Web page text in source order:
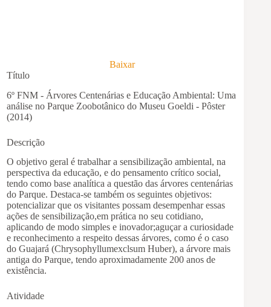
Baixar
Título
6º FNM - Árvores Centenárias e Educação Ambiental: Uma
análise no Parque Zoobotânico do Museu Goeldi - Pôster
(2014)
Descrição
O objetivo geral é trabalhar a sensibilização ambiental, na
perspectiva da educação, e do pensamento crítico social,
tendo como base analítica a questão das árvores centenárias
do Parque. Destaca-se também os seguintes objetivos:
potencializar que os visitantes possam desempenhar essas
ações de sensibilização,em prática no seu cotidiano,
aplicando de modo simples e inovador;aguçar a curiosidade
e reconhecimento a respeito dessas árvores, como é o caso
do Guajará (Chrysophyllumexclsum Huber), a árvore mais
antiga do Parque, tendo aproximadamente 200 anos de
existência.
Atividade